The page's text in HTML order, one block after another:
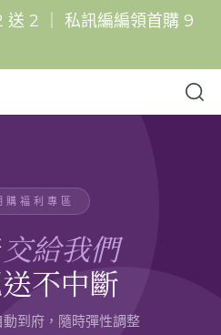
送 2 ｜ 私訊編編領首購 9
福利專區
交給我們
不中斷
到府，隨時彈性調整